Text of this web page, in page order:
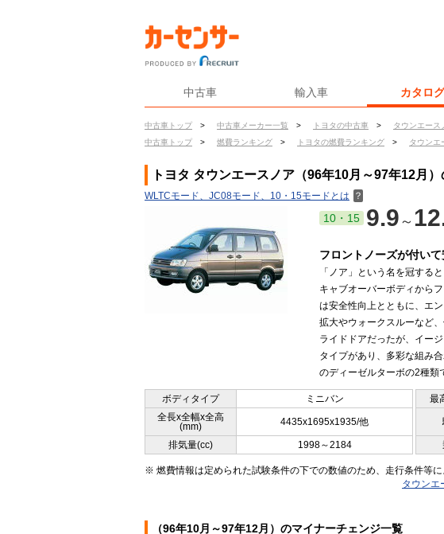
中古車 輸入車 カタログ
中古車トップ > 中古車メーカー一覧 > トヨタの中古車 > タウンエース
中古車トップ
> 燃費ランキング > トヨタの燃費ランキング > タウンエ
トヨタ タウンエースノア（96年10月～97年12月
WLTCモード、JC08モード、10・15モードとは ？
10・15 9.9 ～
フロントノーズが付い
「ノア」という名を冠する
キャブオーバーボディから
は安全性向上とともに、エ
拡大やウォークスルーなど
ライドドアだったが、イー
タイプがあり、多彩な組み
のディーゼルターボの2種
ボディタイプ ミニバン 最
全長x全幅x全高
(mm)
4435x1695x1935/他
排気量(cc) 1998～2184
※ 燃費情報は定められた試験条件の下での数値のため、走行条件等に
タウンエ
（96年10月～97年12月）のマイナーチェンジ一覧